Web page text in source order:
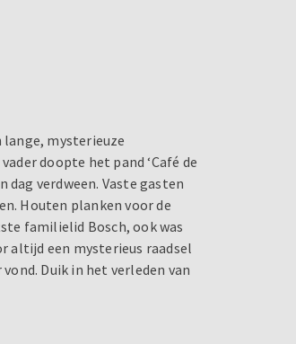
lange, mysterieuze
doopte het pand ‘Café de
dag verdween. Vaste gasten
Houten planken voor de
familielid Bosch, ook was
altijd een mysterieus raadsel
Duik in het verleden van